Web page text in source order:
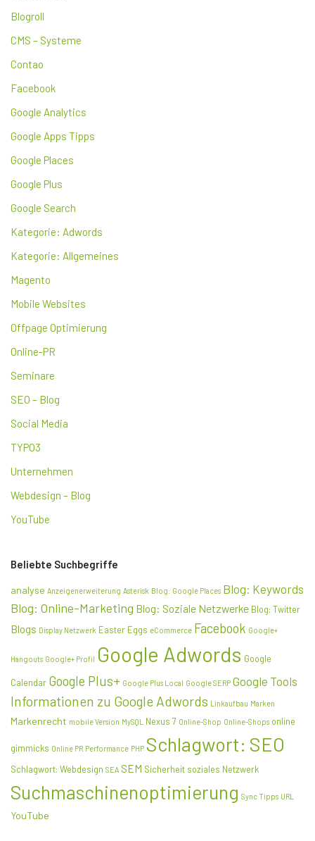
Blogroll
CMS – Systeme
Contao
Facebook
Google Analytics
Google Apps Tipps
Google Places
Google Plus
Google Search
Kategorie: Adwords
Kategorie: Allgemeines
Magento
Mobile Websites
Offpage Optimierung
Online-PR
Seminare
SEO – Blog
Social Media
TYPO3
Unternehmen
Webdesign – Blog
YouTube
Beliebte Suchbegriffe
analyse Anzeigenerweiterung Asterisk Blog: Google Places Blog: Keywords
Blog: Online-Marketing Blog: Soziale Netzwerke Blog: Twitter
Blogs Display Netzwerk Easter Eggs eCommerce Facebook Google+
Hangouts Google+ Profil Google Adwords Google
Calendar Google Plus+ Google Plus Local Google SERP Google Tools
Informationen zu Google Adwords Linkaufbau Marken
Markenrecht mobile Version MySQL Nexus 7 Online-Shop Online-Shops online
gimmicks Online PR Performance PHP Schlagwort: SEO
Schlagwort: Webdesign SEA SEM Sicherheit soziales Netzwerk
Suchmaschinenoptimierung Sync Tipps URL
YouTube